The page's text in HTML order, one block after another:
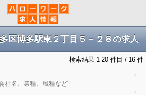
区博多駅東２丁目５－２８の求人
検索結果 1-20 件目 / 16 件